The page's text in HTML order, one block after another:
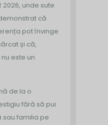
2026, unde sute
că
pot învinge
și că,
este un
de la o
fără să pui
familia pe